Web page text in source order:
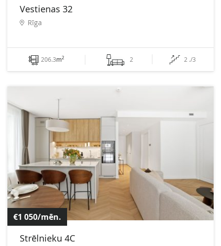
Vestienas 32
Rīga
206.3m2 2 2 ./3
€1 050/mēn.
Strēlnieku 4C